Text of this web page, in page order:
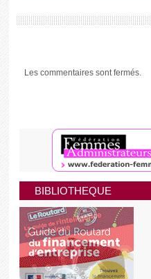
Les commentaires sont fermés.
BIBLIOTHEQUE